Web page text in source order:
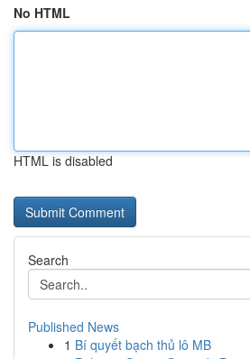
No HTML
HTML is disabled
Search
Published News
1 Bí quyết bạch thủ lô MB